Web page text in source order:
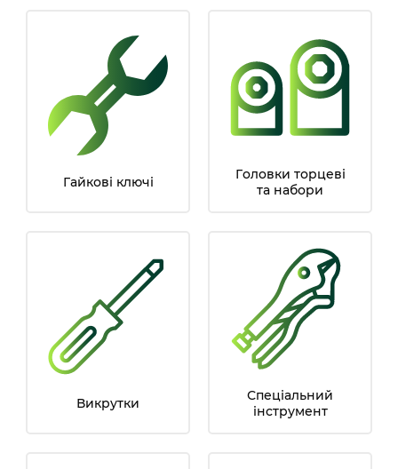
Гайкові ключі
Гoлoвки тopцeві
тa нaбopи
Викрутки
Спеціальний
інструмент